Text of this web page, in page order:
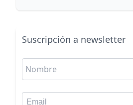
Suscripción a newsletter